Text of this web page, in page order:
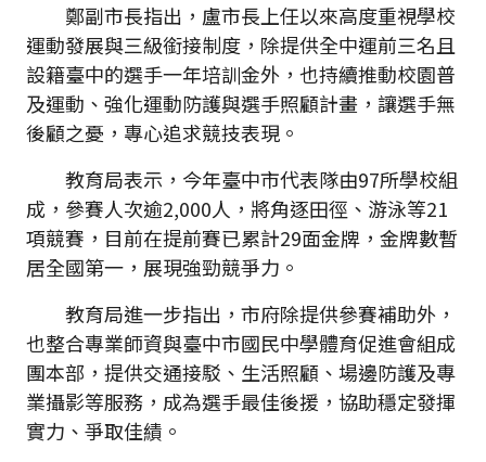
鄭副市長指出，盧市長上任以來高度重視學校
運動發展與三級銜接制度，除提供全中運前三名且
設籍臺中的選手一年培訓金外，也持續推動校園普
及運動、強化運動防護與選手照顧計畫，讓選手無
後顧之憂，專心追求競技表現。
教育局表示，今年臺中市代表隊由97所學校組
成，參賽人次逾2,000人，將角逐田徑、游泳等21
項競賽，目前在提前賽已累計29面金牌，金牌數暫
居全國第一，展現強勁競爭力。
教育局進一步指出，市府除提供參賽補助外，
也整合專業師資與臺中市國民中學體育促進會組成
團本部，提供交通接駁、生活照顧、場邊防護及專
業攝影等服務，成為選手最佳後援，協助穩定發揮
實力、爭取佳績。